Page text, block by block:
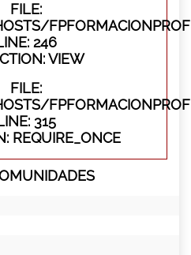
FILE:
246
VIEW
FILE:
315
REQUIRE_ONCE